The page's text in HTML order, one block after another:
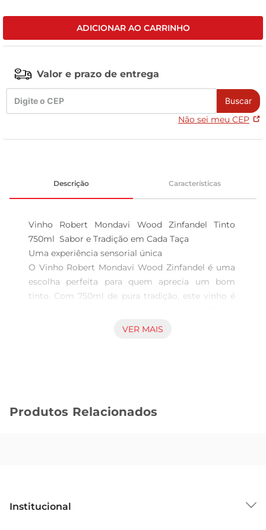
ADICIONAR AO CARRINHO
Valor e prazo de entrega
Buscar
Não sei meu CEP
Descrição Características
Vinho Robert Mondavi Wood Zinfandel Tinto
750ml  Sabor e Tradição em Cada Taça
Uma experiência sensorial única
O Vinho Robert Mondavi Wood Zinfandel é uma
escolha perfeita para quem aprecia um bom
tinto. Com 750ml de pura tradição, este vinho é
conhecida por suas vinhas de alta qualidade. O
vibrante tom rubi, que já antecipa a riqueza de
taninos suaves, culminando em um final longo e
VER MAIS
Produtos Relacionados
Institucional
leite pó